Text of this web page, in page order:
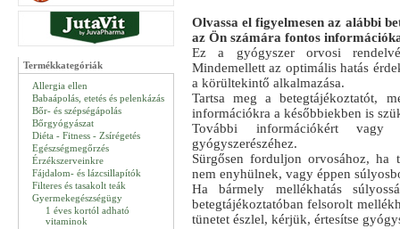
Termékkategóriák
Allergia ellen
Babaápolás, etetés és pelenkázás
Bőr- és szépségápolás
Bőrgyógyászat
Diéta - Fitness - Zsírégetés
Egészségmegőrzés
Érzékszerveinkre
Fájdalom- és lázcsillapítók
Filteres és tasakolt teák
Gyermekegészségügy
1 éves kortól adható
vitaminok
Olvassa el figyelmesen az alábbi
az Ön számára fontos
Ez a gyógyszer orvosi
Mindemellett az optimális hatás
a körültekintő alkalmazása.
Tartsa meg a betegtájékoztatót,
információkra a későbbiekben is
További információkért vagy
gyógyszerészéhez.
Sürgősen forduljon orvosához, ha
nem enyhülnek, vagy éppen
Ha bármely mellékhatás
betegtájékoztatóban felsorolt
tünetet észlel, kérjük, értesítse